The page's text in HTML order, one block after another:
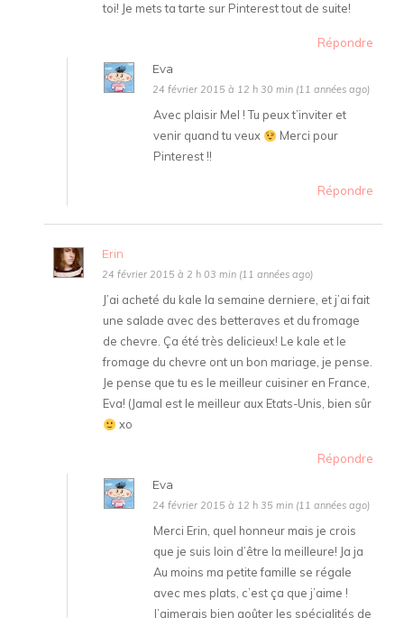
toi! Je mets ta tarte sur Pinterest tout de suite!
Répondre
Eva
24 février 2015 à 12 h 30 min (11 années ago)
Avec plaisir Mel ! Tu peux t’inviter et
venir quand tu veux
Merci pour
Pinterest !!
Répondre
Erin
24 février 2015 à 2 h 03 min (11 années ago)
J’ai acheté du kale la semaine derniere, et j’ai fait
une salade avec des betteraves et du fromage
de chevre. Ça été très delicieux! Le kale et le
fromage du chevre ont un bon mariage, je pense.
Je pense que tu es le meilleur cuisiner en France,
Eva! (Jamal est le meilleur aux Etats-Unis, bien sûr
xo
Répondre
Eva
24 février 2015 à 12 h 35 min (11 années ago)
Merci Erin, quel honneur mais je crois
que je suis loin d’être la meilleure! Ja ja
Au moins ma petite famille se régale
avec mes plats, c’est ça que j’aime !
J’aimerais bien goûter les spécialités de